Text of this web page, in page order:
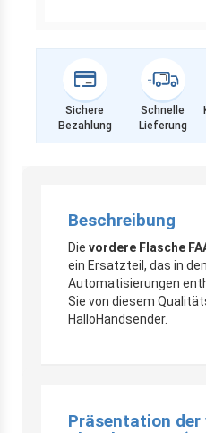
Sichere
Bezahlung
Schnelle
Lieferung
Beschreibung
Die vordere Flasche
ein Ersatzteil, das in
Automatisierungen
Sie von diesem
HalloHandsender.
Präsentation der